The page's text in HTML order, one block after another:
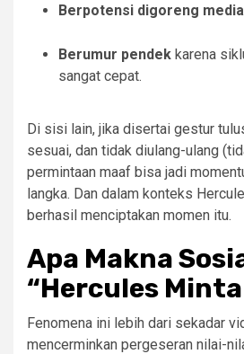
Berpotensi digoreng
Berumur pendek karena
sangat cepat.
Di sisi lain, jika disertai gestur
sesuai, dan tidak diulang-ulang
permintaan maaf bisa jadi
langka. Dan dalam konteks
berhasil menciptakan momen itu.
Apa Makna
“Hercules
Fenomena ini lebih dari sekadar
mencerminkan pergeseran nilai-